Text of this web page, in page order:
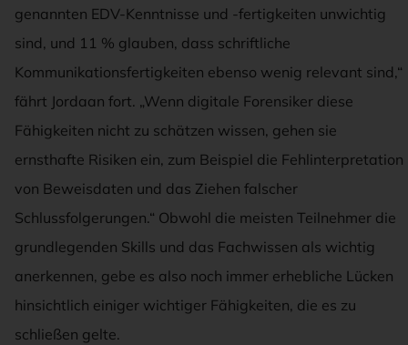
genannten EDV-Kenntnisse und -fertigkeiten unwichtig
sind, und 11 % glauben, dass schriftliche
Kommunikationsfertigkeiten ebenso wenig relevant sind,“
fährt Jordaan fort. „Wenn digitale Forensiker diese
Fähigkeiten nicht zu schätzen wissen, gehen sie
ernsthafte Risiken ein, zum Beispiel die Fehlinterpretation
von Beweisdaten und das Ziehen falscher
Schlussfolgerungen.“ Obwohl die meisten Teilnehmer die
grundlegenden Skills und das Fachwissen als wichtig
anerkennen, gebe es also noch immer erhebliche Lücken
hinsichtlich einiger wichtiger Fähigkeiten, die es zu
schließen gelte.